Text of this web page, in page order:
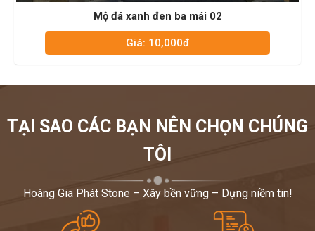
Mộ đá xanh đen ba mái 02
Giá: 10,000đ
TẠI SAO CÁC BẠN NÊN CHỌN CHÚNG
TÔI
Hoàng Gia Phát Stone – Xây bền vững – Dựng niềm tin!